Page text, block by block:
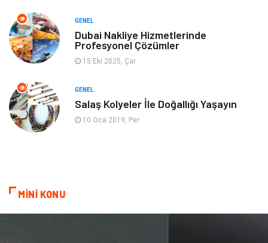
Genel Kültür
Ev İşleri
Mobilya
Astroloji
GENEL
Dubai Nakliye Hizmetlerinde
Profesyonel Çözümler
15 Eki 2025, Çar
GENEL
Salaş Kolyeler İle Doğallığı Yaşayın
10 Oca 2019, Per
MİNİ KONU